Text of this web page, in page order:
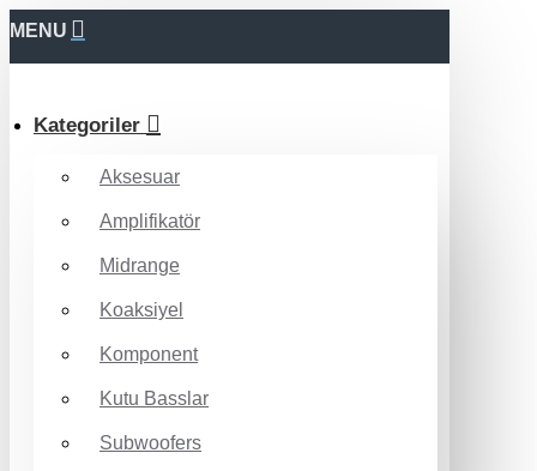
MENU
Kategoriler
Aksesuar
Amplifikatör
Midrange
Koaksiyel
Komponent
Kutu Basslar
Subwoofers